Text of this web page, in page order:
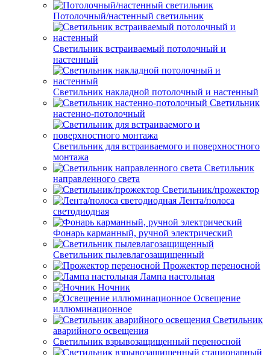
Потолочный/настенный светильник
Светильник встраиваемый потолочный и
настенный
Светильник накладной потолочный и настенный
Светильник
настенно-потолочный
Светильник для встраиваемого и поверхностного
монтажа
Светильник
направленного света
Светильник/прожектор
Лента/полоса
светодиодная
Фонарь карманный, ручной электрический
Светильник пылевлагозащищенный
Прожектор переносной
Лампа настольная
Ночник
Освещение
иллюминационное
Светильник
аварийного освещения
Светильник взрывозащищенный переносной